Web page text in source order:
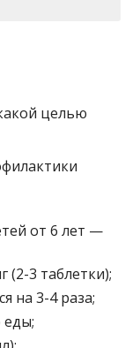
целью
от 6 лет —
(2-3 таблетки);
на 3-4 раза;
еды;